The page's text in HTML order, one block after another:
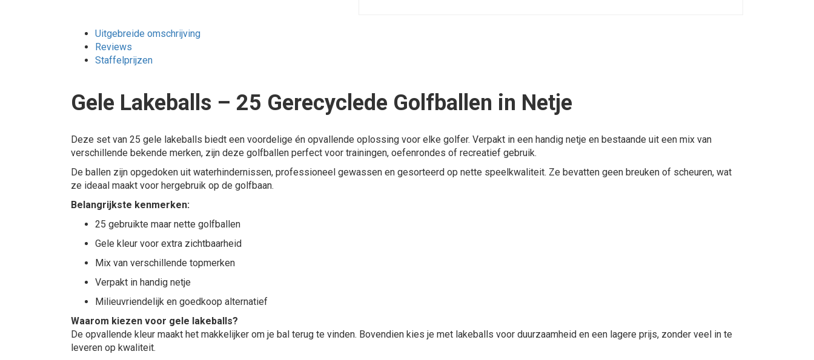
Uitgebreide omschrijving
Reviews
Staffelprijzen
Gele Lakeballs – 25 Gerecyclede Golfballen in Netje
Deze set van 25 gele lakeballs biedt een voordelige én opvallende oplossing voor elke golfer. Verpakt in een handig netje en bestaande uit een mix van
verschillende bekende merken, zijn deze golfballen perfect voor trainingen, oefenrondes of recreatief gebruik.
De ballen zijn opgedoken uit waterhindernissen, professioneel gewassen en gesorteerd op nette speelkwaliteit. Ze bevatten geen breuken of scheuren, wat
ze ideaal maakt voor hergebruik op de golfbaan.
Belangrijkste kenmerken:
25 gebruikte maar nette golfballen
Gele kleur voor extra zichtbaarheid
Mix van verschillende topmerken
Verpakt in handig netje
Milieuvriendelijk en goedkoop alternatief
Waarom kiezen voor gele lakeballs?
De opvallende kleur maakt het makkelijker om je bal terug te vinden. Bovendien kies je met lakeballs voor duurzaamheid en een lagere prijs, zonder veel in te
leveren op kwaliteit.